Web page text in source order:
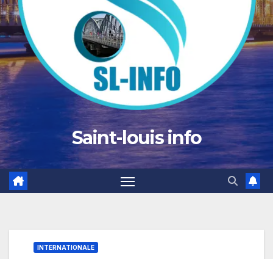
Saint-louis info
INTERNATIONALE